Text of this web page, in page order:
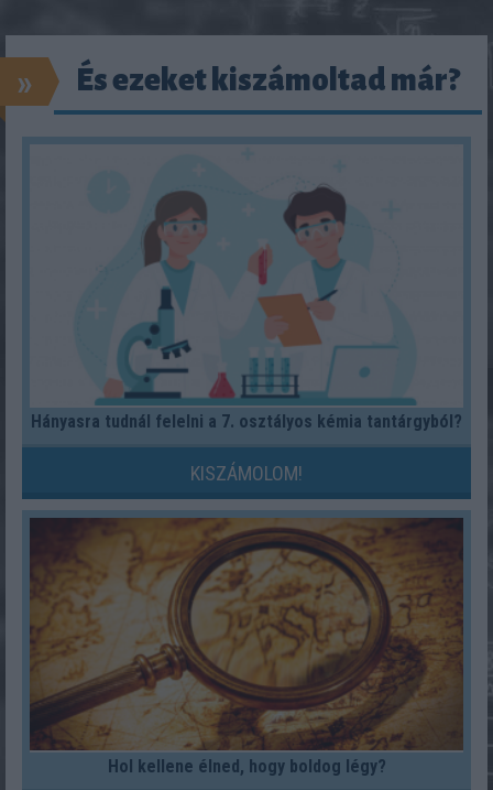
» És ezeket kiszámoltad már?
Hányasra tudnál felelni a 7. osztályos kémia tantárgyból?
KISZÁMOLOM!
Hol kellene élned, hogy boldog légy?